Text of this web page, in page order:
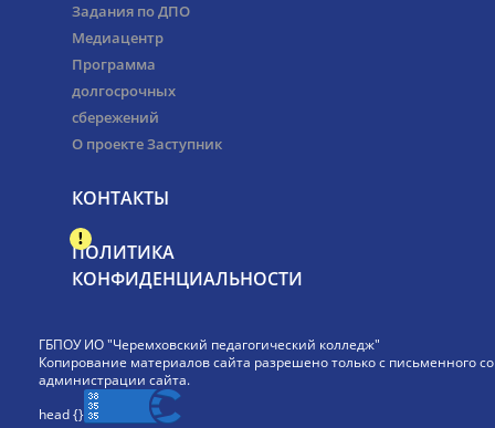
Задания по ДПО
Медиацентр
Программа
долгосрочных
сбережений
О проекте Заступник
КОНТАКТЫ
ПОЛИТИКА
КОНФИДЕНЦИАЛЬНОСТИ
ГБПОУ ИО "Черемховский педагогический колледж"
Копирование материалов сайта разрешено только с письменного
администрации сайта.
head {}